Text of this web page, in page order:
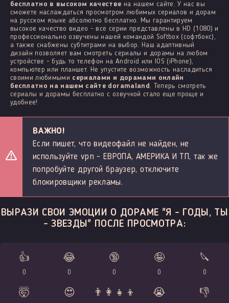
бесплатно в высоком качестве на нашем сайте. У нас вы
сможете наслаждаться просмотром любимых сериалов и дорам
на русском языке абсолютно бесплатно. Мы гарантируем
высокое качество видео - все серии представлены в HD (1080) и
профессионально озвучены нашей командой Softbox (софтбокс),
а также снабжены субтитрами на выбор. Наш адаптивный
дизайн позволяет вам смотреть сериалы и дорамы на любом
устройстве - будь то телефон на Android или IOS (iPhone),
компьютер или планшет. Не упустите возможность насладиться
своими любимыми сериалами и дорамами онлайн
бесплатно на нашем сайте doramaland . Теперь смотреть
сериалы и дорамы бесплатно с озвучкой стало еще проще и
удобнее!
ВАЖНО!
Если пишет, что видеофайл не найден, не
используйте vpn - ЕВРОПА, АМЕРИКА И ТП, так же
попробуйте другой браузер, отключите
блокировщики рекламы.
ВЫРАЗИ СВОИ ЭМОЦИИ О ДОРАМЕ "Я - ГОДЫ, ТЫ
- ЗВЕЗДЫ" ПОСЛЕ ПРОСМОТРА:
👍
0
😂
0
🔞
0
🤪
0
🔪
0
🤯 😍 👨‍👩‍👧‍👦 😭 👎